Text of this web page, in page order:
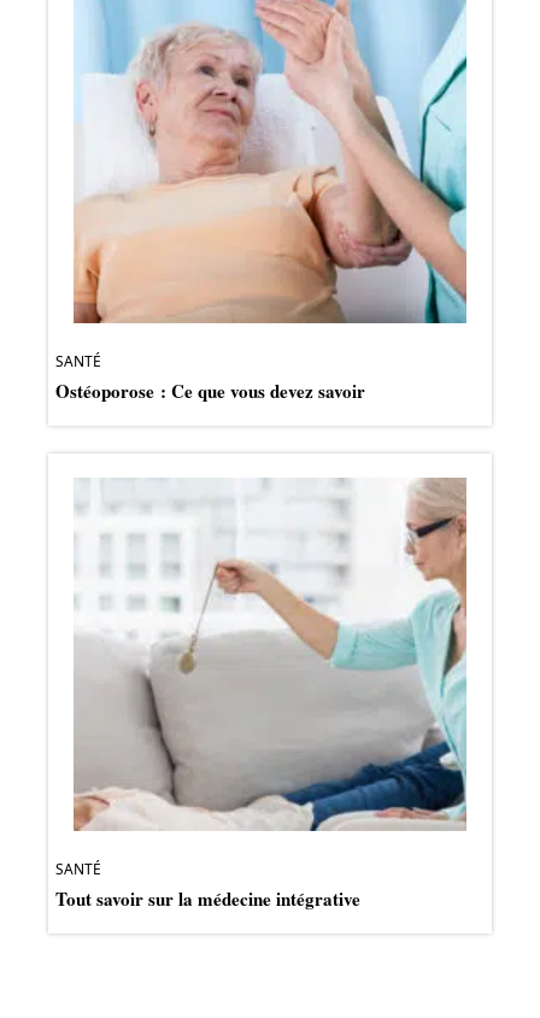
SANTÉ
Ostéoporose : Ce que vous devez savoir
SANTÉ
Tout savoir sur la médecine intégrative